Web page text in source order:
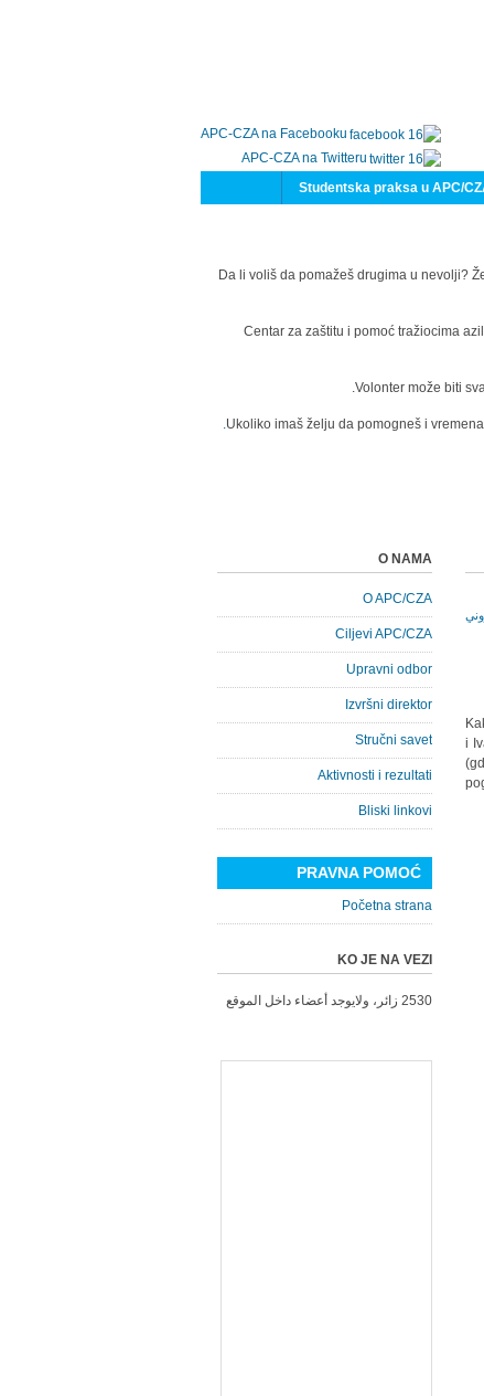
APC-CZA na Facebooku
APC-CZA na Twitteru
Studentska praksa u APC/
Da li voliš da pomažeš drugima u nevolji?
Centar za zaštitu i pomoć tražiocima
Volonter može biti
Ukoliko imaš želju da pomogneš i
i
O NAMA
O APC/CZA
Ciljevi APC/CZA
Upravni odbor
Izvršni direktor
Stručni savet
Aktivnosti i rezultati
Bliski linkovi
PRAVNA POMOĆ
Početna strana
KO JE NA VEZI
2530 زائر، ولايوجد أعضاء داخل الموقع